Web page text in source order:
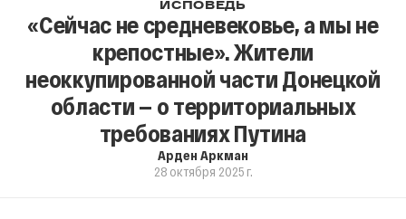
ИСПОВЕДЬ
«Сейчас не средневековье, а мы не
крепостные». Жители
неоккупированной части Донецкой
области — о территориальных
требованиях Путина
Арден Аркман
28 октября 2025 г.